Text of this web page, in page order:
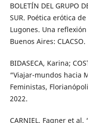
BOLETÍN DEL GRUPO
SUR. Poética erótica
Lugones. Una
Buenos Aires: CLACSO.
BIDASECA, Karina;
“Viajar-mundos hacia
Feministas,
2022.
CARNIEL, Fagner et